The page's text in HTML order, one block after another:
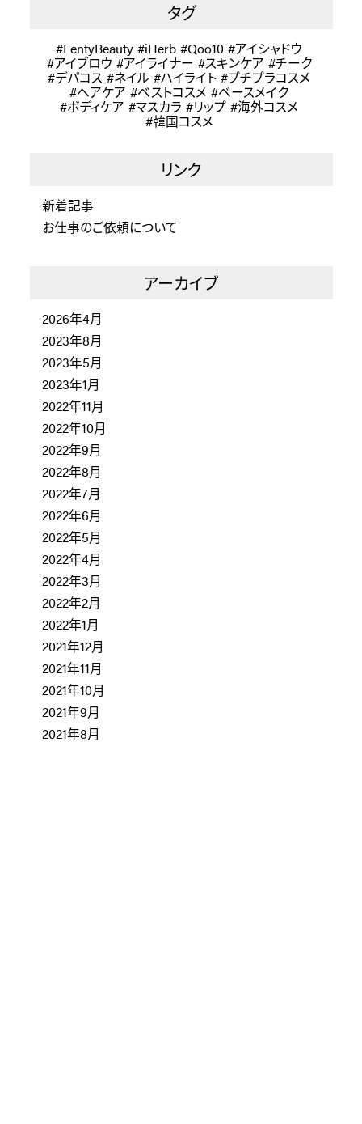
タグ
FentyBeauty iHerb Qoo10 アイシャドウ
アイブロウ アイライナー スキンケア チーク
デパコス ネイル ハイライト プチプラコスメ
ヘアケア ベストコスメ ベースメイク
ボディケア マスカラ リップ 海外コスメ
韓国コスメ
リンク
新着記事
お仕事のご依頼について
アーカイブ
2026年4月
2023年8月
2023年5月
2023年1月
2022年11月
2022年10月
2022年9月
2022年8月
2022年7月
2022年6月
2022年5月
2022年4月
2022年3月
2022年2月
2022年1月
2021年12月
2021年11月
2021年10月
2021年9月
2021年8月